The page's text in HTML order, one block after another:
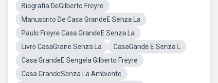
Biografia DeGilberto Freyre
Manuscrito De Casa GrandeE Senza La
Paulo Freyre Casa GrandeE Senza La
Livro CasaGrane Senza La
CasaGande E Senza L
Casa GrandeE Sengela Gilberto Freyre
Casa GrandeSenza La Ambiente